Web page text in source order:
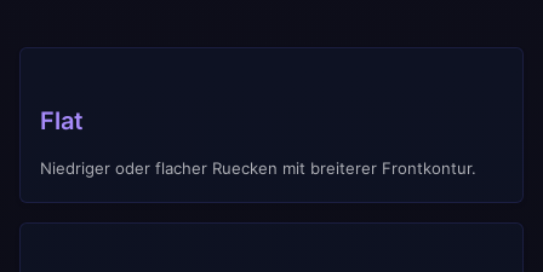
Flat
Niedriger oder flacher Ruecken mit breiterer Frontkontur.